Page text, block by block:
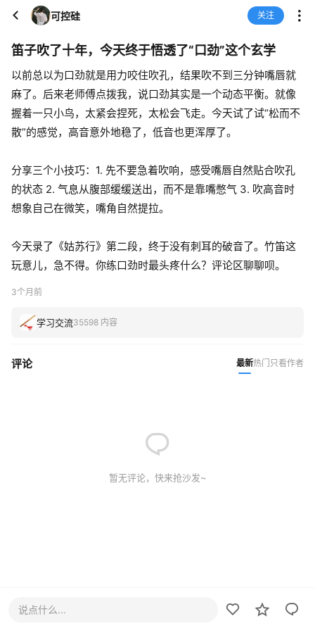
可控硅 关注
笛子吹了十年，今天终于悟透了“口劲”这个玄学
以前总以为口劲就是用力咬住吹孔，结果吹不到三分钟嘴唇就
麻了。后来老师傅点拨我，说口劲其实是一个动态平衡。就像
握着一只小鸟，太紧会捏死，太松会飞走。今天试了试“松而不
散”的感觉，高音意外地稳了，低音也更浑厚了。
分享三个小技巧：1. 先不要急着吹响，感受嘴唇自然贴合吹孔
的状态 2. 气息从腹部缓缓送出，而不是靠嘴憋气 3. 吹高音时
想象自己在微笑，嘴角自然提拉。
今天录了《姑苏行》第二段，终于没有刺耳的破音了。竹笛这
玩意儿，急不得。你练口劲时最头疼什么？评论区聊聊呗。
3个月前
学习交流35598 内容
评论 最新热门 只看作者
暂无评论，快来抢沙发~
说点什么...